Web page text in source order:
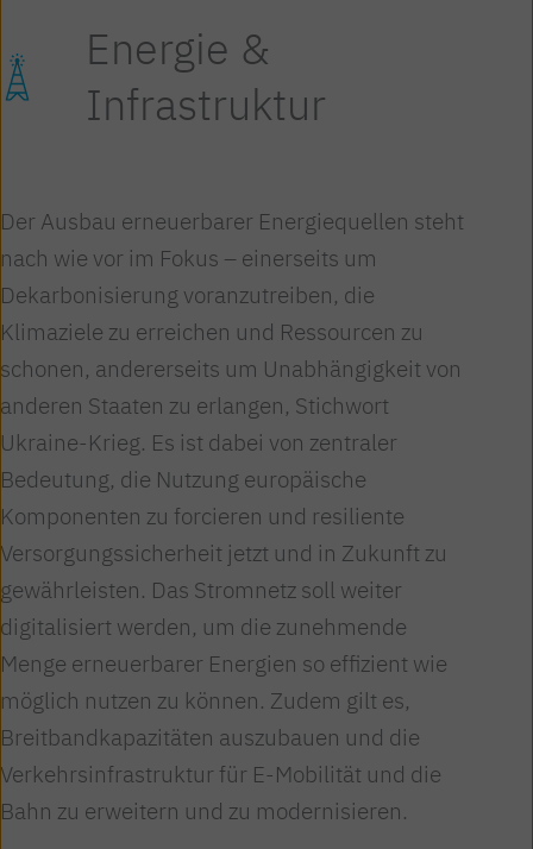
Energie &
Infrastruktur
Der Ausbau erneuerbarer Energiequellen steht
nach wie vor im Fokus – einerseits um
Dekarbonisierung voranzutreiben, die
Klimaziele zu erreichen und Ressourcen zu
schonen, andererseits um Unabhängigkeit von
anderen Staaten zu erlangen, Stichwort
Ukraine-Krieg. Es ist dabei von zentraler
Bedeutung, die Nutzung europäische
Komponenten zu forcieren und resiliente
Versorgungssicherheit jetzt und in Zukunft zu
gewährleisten. Das Stromnetz soll weiter
digitalisiert werden, um die zunehmende
Menge erneuerbarer Energien so effizient wie
möglich nutzen zu können. Zudem gilt es,
Breitbandkapazitäten auszubauen und die
Verkehrsinfrastruktur für E-Mobilität und die
Bahn zu erweitern und zu modernisieren.